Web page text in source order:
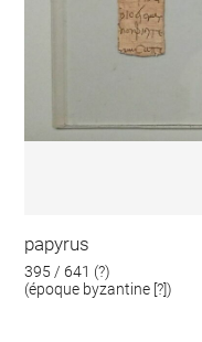
papyrus
395 / 641 (?)
(époque byzantine [?])